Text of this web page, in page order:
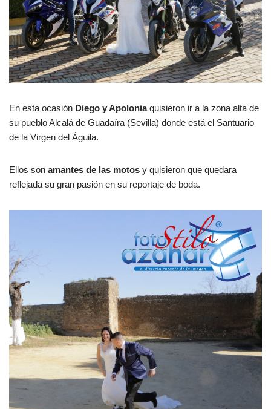
En esta ocasión Diego y Apoloniaquisieron ir a la zona alta de
su pueblo Alcalá de Guadaíra (Sevilla) donde está el Santuario
de la Virgen del Águila.
Ellos son amantes de las motos y quisieron que quedara
reflejada su gran pasión en su reportaje de boda.